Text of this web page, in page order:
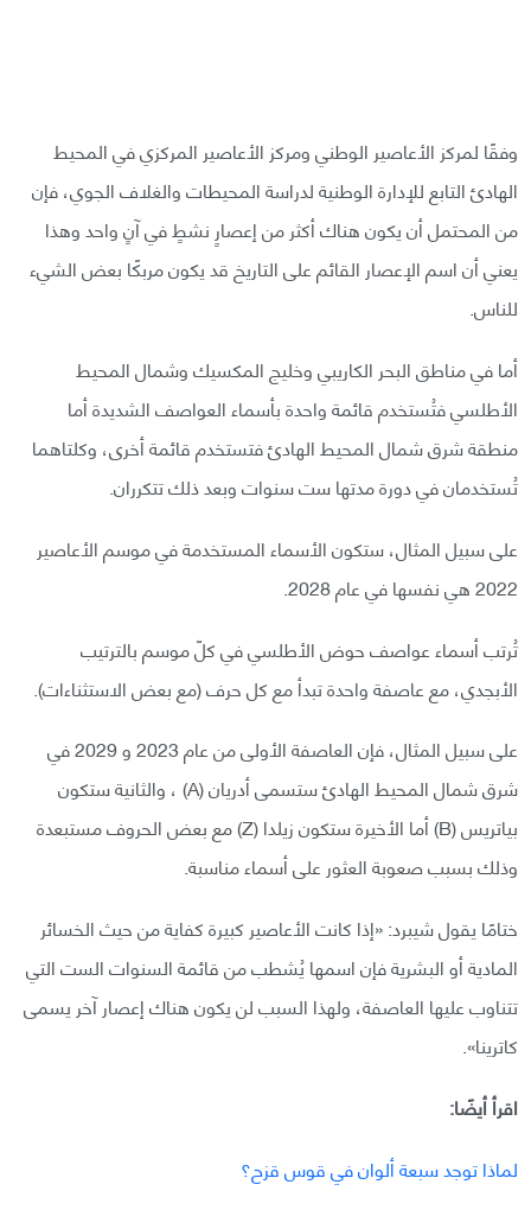
وفقًا لمركز الأعاصير الوطني ومركز الأعاصير المركزي في المحيط
الهادئ التابع للإدارة الوطنية لدراسة المحيطات والغلاف الجوي، فإن
من المحتمل أن يكون هناك أكثر من إعصارٍ نشطٍ في آنٍ واحد وهذا
يعني أن اسم الإعصار القائم على التاريخ قد يكون مربكًا بعض الشيء
للناس.
أما في مناطق البحر الكاريبي وخليج المكسيك وشمال المحيط
الأطلسي فتُستخدم قائمة واحدة بأسماء العواصف الشديدة أما
منطقة شرق شمال المحيط الهادئ فتستخدم قائمة أخرى، وكلتاهما
تُستخدمان في دورة مدتها ست سنوات وبعد ذلك تتكرران.
على سبيل المثال، ستكون الأسماء المستخدمة في موسم الأعاصير
2022 هي نفسها في عام 2028.
تُرتب أسماء عواصف حوض الأطلسي في كلّ موسم بالترتيب
الأبجدي، مع عاصفة واحدة تبدأ مع كل حرف (مع بعض الاستثناءات).
على سبيل المثال، فإن العاصفة الأولى من عام 2023 و 2029 في
شرق شمال المحيط الهادئ ستسمى أدريان (A) ، والثانية ستكون
بياتريس (B) أما الأخيرة ستكون زيلدا (Z) مع بعض الحروف مستبعدة
وذلك بسبب صعوبة العثور على أسماء مناسبة.
ختامًا يقول شيبرد: «إذا كانت الأعاصير كبيرة كفاية من حيث الخسائر
المادية أو البشرية فإن اسمها يُشطب من قائمة السنوات الست التي
تتناوب عليها العاصفة، ولهذا السبب لن يكون هناك إعصار آخر يسمى
كاترينا».
اقرأ أيضًا:
لماذا توجد سبعة ألوان في قوس قزح؟